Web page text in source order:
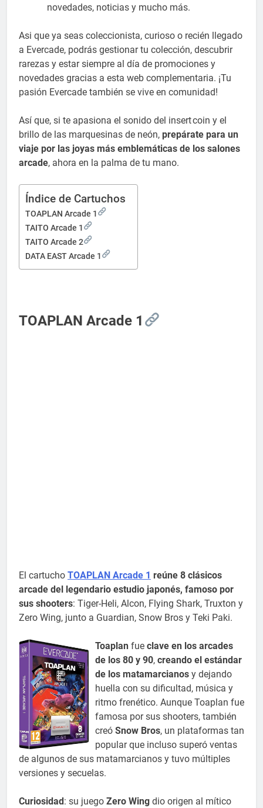
novedades, noticias y mucho más.
Asi que ya seas coleccionista, curioso o recién llegado
a Evercade, podrás gestionar tu colección, descubrir
rarezas y estar siempre al día de promociones y
novedades gracias a esta web complementaria. ¡Tu
pasión Evercade también se vive en comunidad!
Así que, si te apasiona el sonido del insert coin y el
brillo de las marquesinas de neón, prepárate para un
viaje por las joyas más emblemáticas de los salones
arcade, ahora en la palma de tu mano.
Índice de Cartuchos
TOAPLAN Arcade 1
TAITO Arcade 1
TAITO Arcade 2
DATA EAST Arcade 1
TOAPLAN Arcade 1
El cartucho TOAPLAN Arcade 1 reúne 8 clásicos
arcade del legendario estudio japonés, famoso por
sus shooters: Tiger-Heli, Alcon, Flying Shark, Truxton y
Zero Wing, junto a Guardian, Snow Bros y Teki Paki.
Toaplan fue clave en los arcades
de los 80 y 90, creando el estándar
de los matamarcianos y dejando
huella con su dificultad, música y
ritmo frenético. Aunque Toaplan fue
famosa por sus shooters, también
creó Snow Bros, un plataformas tan
popular que incluso superó ventas
de algunos de sus matamarcianos y tuvo múltiples
versiones y secuelas.
Curiosidad: su juego Zero Wing dio origen al mítico